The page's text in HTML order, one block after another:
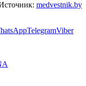
medvestnik.by
TelegramViber